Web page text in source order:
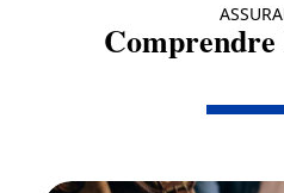
Comprendre